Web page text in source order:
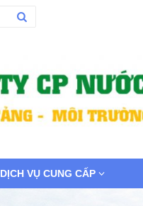
DỊCH VỤ CUNG CẤP